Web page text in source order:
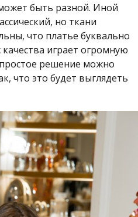
быть разной. Иной
но ткани
что платье буквально
играет огромную
решение можно
что это будет выглядеть